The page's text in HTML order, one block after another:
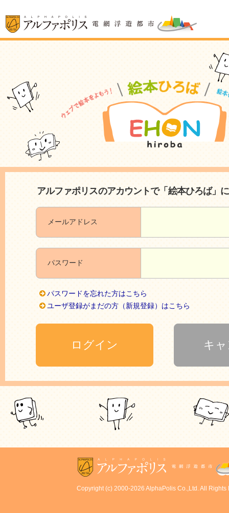
アルファポリスのアカウントで「絵本ひろば」
メールアドレス
パスワード
パスワードを忘れた方はこちら
ユーザ登録がまだの方（新規登録）はこちら
Copyright (c) 2000-2026 AlphaPolis Co.,Ltd. All Rights